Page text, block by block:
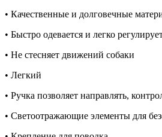
• Качественные и долговечные
• Быстро одевается и легко
• Не стесняет движений собаки
• Легкий
• Ручка позволяет направлять,
• Светоотражающие элементы для